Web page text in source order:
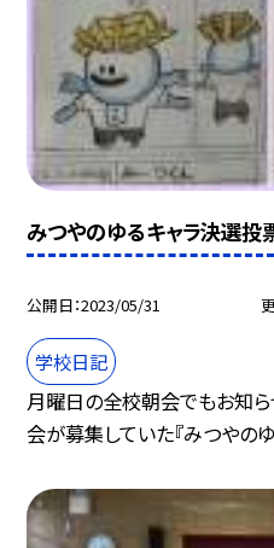
みつやのゆるキャラ決選投
公開日 2023/05/31
学校日記
月曜日の全校朝会でもお知ら
会が募集していた『みつやの